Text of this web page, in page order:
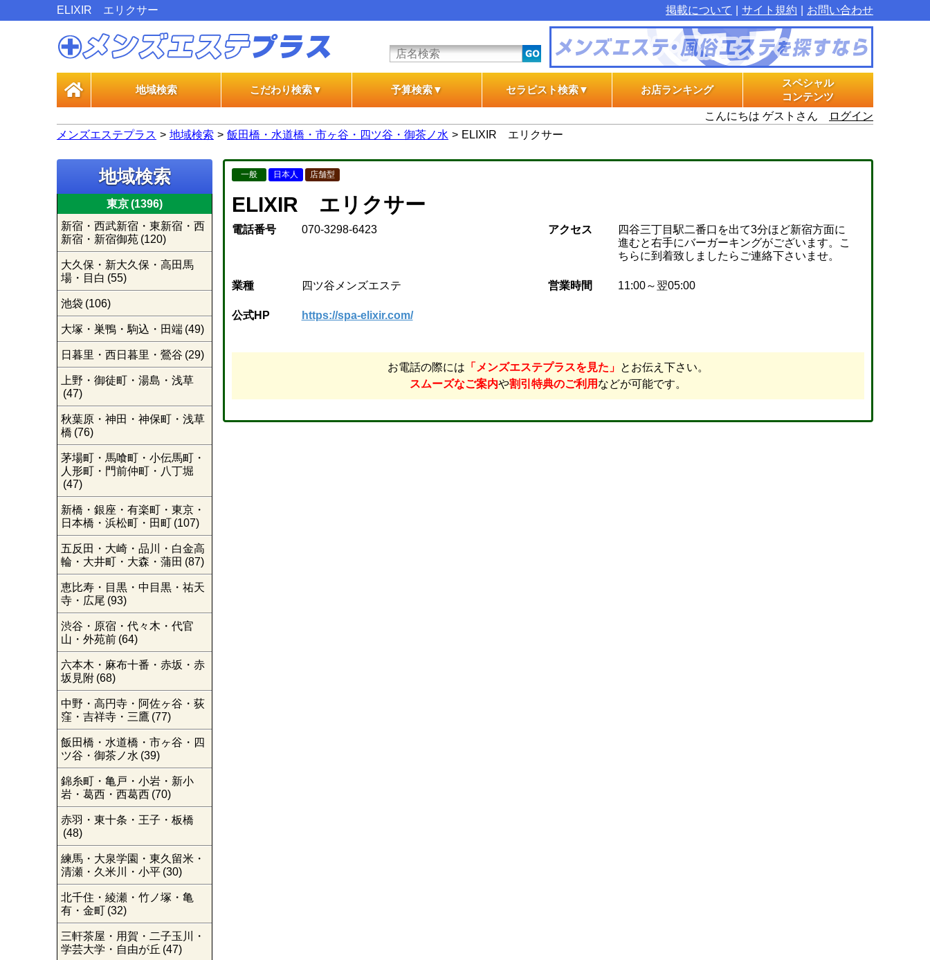
ELIXIR エリクサー 掲載について サイト規約 お問い合わせ
地域検索 こだわり検索▼
一般エステ
風俗エステ
予算検索▼
一般エステ
風俗エステ
セラピスト検索▼
一般エステ
風俗エステ
お店ランキング
スペシャル
コンテンツ
グラビアプラス
エステ体験漫画
マル秘インタビュー
こんにちは ゲストさん
ログイン
メンズエステプラス
地域検索 飯田橋・水道橋・市ヶ谷・四ツ谷・御茶ノ水 ELIXIR エリクサー
地域検索
東京(1396)
新宿・西武新宿・東新宿・西
新宿・新宿御苑 (120)
大久保・新大久保・高田馬
場・目白 (55)
池袋 (106)
大塚・巣鴨・駒込・田端 (49)
日暮里・西日暮里・鶯谷 (29)
上野・御徒町・湯島・浅草
(47)
秋葉原・神田・神保町・浅草
橋 (76)
茅場町・馬喰町・小伝馬町・
人形町・門前仲町・八丁堀
(47)
新橋・銀座・有楽町・東京・
日本橋・浜松町・田町 (107)
五反田・大崎・品川・白金高
輪・大井町・大森・蒲田 (87)
恵比寿・目黒・中目黒・祐天
寺・広尾 (93)
渋谷・原宿・代々木・代官
山・外苑前 (64)
六本木・麻布十番・赤坂・赤
坂見附 (68)
中野・高円寺・阿佐ヶ谷・荻
窪・吉祥寺・三鷹 (77)
飯田橋・水道橋・市ヶ谷・四
ツ谷・御茶ノ水 (39)
錦糸町・亀戸・小岩・新小
岩・葛西・西葛西 (70)
赤羽・東十条・王子・板橋
(48)
練馬・大泉学園・東久留米・
清瀬・久米川・小平 (30)
北千住・綾瀬・竹ノ塚・亀
有・金町 (32)
三軒茶屋・用賀・二子玉川・
学芸大学・自由が丘 (47)
一般 日本人 店舗型
ELIXIR エリクサー
電話番号 070-3298-6423 アクセス
四谷三丁目駅二番口を出て3分ほど新宿方面に
進むと右手にバーガーキングがございます。こ
ちらに到着致しましたらご連絡下さいませ。
業種 四ツ谷メンズエステ 営業時間 11:00～翌05:00
公式HP https://spa-elixir.com/
お電話の際には 「メンズエステプラスを見た」 とお伝え下さい。
スムーズなご案内や割引特典のご利用 などが可能です。